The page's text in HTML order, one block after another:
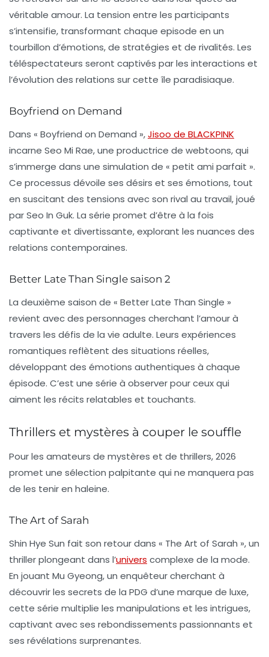
véritable amour. La tension entre les participants
s’intensifie, transformant chaque episode en un
tourbillon d’émotions, de stratégies et de rivalités. Les
téléspectateurs seront captivés par les interactions et
l’évolution des relations sur cette île paradisiaque.
Boyfriend on Demand
Dans « Boyfriend on Demand »,Jisoo de BLACKPINK
incarne Seo Mi Rae, une productrice de webtoons, qui
s’immerge dans une simulation de « petit ami parfait ».
Ce processus dévoile ses désirs et ses émotions, tout
en suscitant des tensions avec son rival au travail, joué
par Seo In Guk. La série promet d’être à la fois
captivante et divertissante, explorant les nuances des
relations contemporaines.
Better Late Than Single saison 2
La deuxième saison de « Better Late Than Single »
revient avec des personnages cherchant l’amour à
travers les défis de la vie adulte. Leurs expériences
romantiques reflètent des situations réelles,
développant des émotions authentiques à chaque
épisode. C’est une série à observer pour ceux qui
aiment les récits relatables et touchants.
Thrillers et mystères à couper le souffle
Pour les amateurs de mystères et de thrillers, 2026
promet une sélection palpitante qui ne manquera pas
de les tenir en haleine.
The Art of Sarah
Shin Hye Sun fait son retour dans « The Art of Sarah », un
thriller plongeant dans l’univers complexe de la mode.
En jouant Mu Gyeong, un enquêteur cherchant à
découvrir les secrets de la PDG d’une marque de luxe,
cette série multiplie les manipulations et les intrigues,
captivant avec ses rebondissements passionnants et
ses révélations surprenantes.